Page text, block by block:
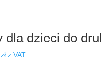
dla dzieci do
zł z VAT